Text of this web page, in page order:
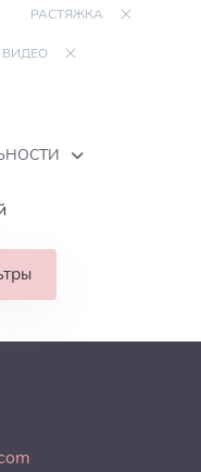
РАСТЯЖКА
ВИДЕО